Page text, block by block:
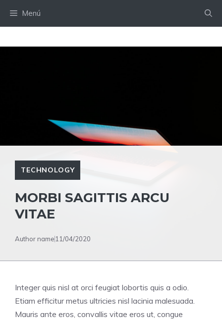
Menú
TECHNOLOGY
MORBI SAGITTIS ARCU
VITAE
Author name 11/04/2020
Integer quis nisl at orci feugiat lobortis quis a odio.
Etiam efficitur metus ultricies nisl lacinia malesuada.
Mauris ante eros, convallis vitae eros ut, congue